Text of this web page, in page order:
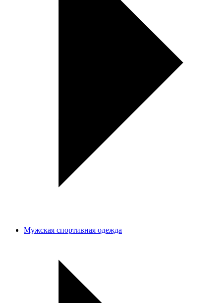
Мужская спортивная одежда